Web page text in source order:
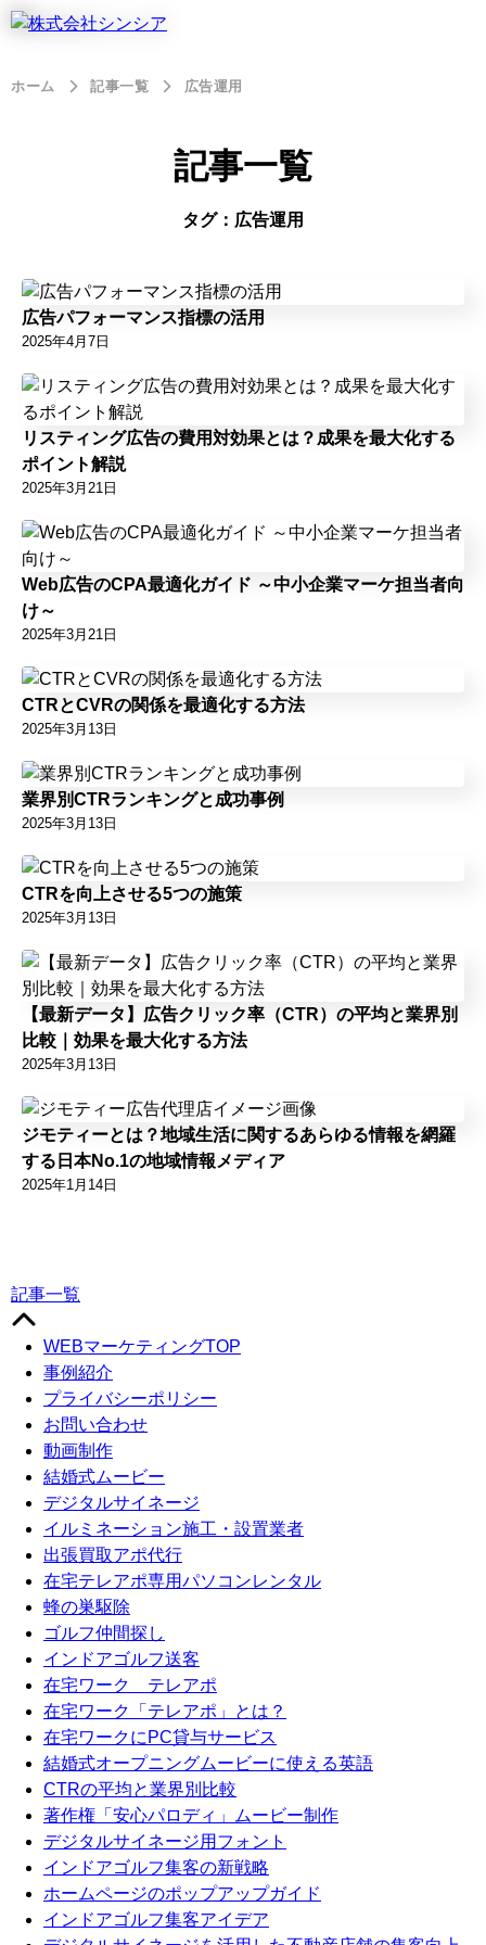
ホーム 記事一覧 広告運用
記事一覧
タグ：広告運用
広告パフォーマンス指標の活用
2025年4月7日
リスティング広告の費用対効果とは？成果を最大化する
ポイント解説
2025年3月21日
Web広告のCPA最適化ガイド ～中小企業マーケ担当者向
け～
2025年3月21日
CTRとCVRの関係を最適化する方法
2025年3月13日
業界別CTRランキングと成功事例
2025年3月13日
CTRを向上させる5つの施策
2025年3月13日
【最新データ】広告クリック率（CTR）の平均と業界別
比較｜効果を最大化する方法
2025年3月13日
ジモティーとは？地域生活に関するあらゆる情報を網羅
する日本No.1の地域情報メディア
2025年1月14日
記事一覧
WEBマーケティングTOP
事例紹介
プライバシーポリシー
お問い合わせ
動画制作
結婚式ムービー
デジタルサイネージ
イルミネーション施工・設置業者
出張買取アポ代行
在宅テレアポ専用パソコンレンタル
蜂の巣駆除
ゴルフ仲間探し
インドアゴルフ送客
在宅ワーク テレアポ
在宅ワーク「テレアポ」とは？
在宅ワークにPC貸与サービス
結婚式オープニングムービーに使える英語
CTRの平均と業界別比較
著作権「安心パロディ」ムービー制作
デジタルサイネージ用フォント
インドアゴルフ集客の新戦略
ホームページのポップアップガイド
インドアゴルフ集客アイデア